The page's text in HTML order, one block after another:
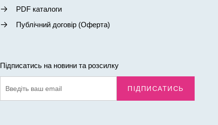
PDF каталоги
Публічний договір (Оферта)
Підписатись на новини та розсилку
ПІДПИСАТИСЬ